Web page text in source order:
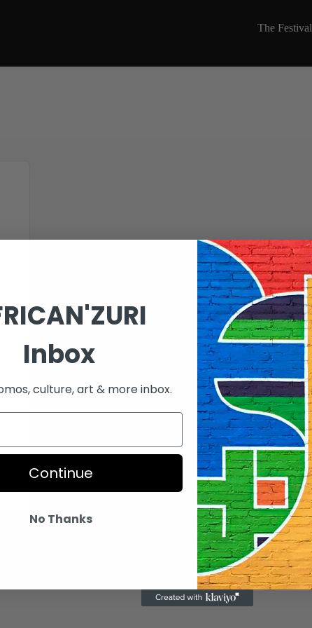
The Festival
Inbox
culture, art & more inbox.
Continue
No Thanks